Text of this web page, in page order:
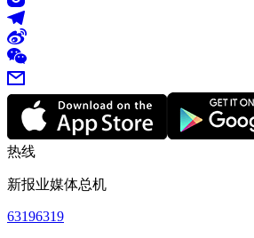
热线
新报业媒体总机
63196319